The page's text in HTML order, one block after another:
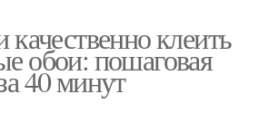
клеить
обои: пошаговая
40 минут